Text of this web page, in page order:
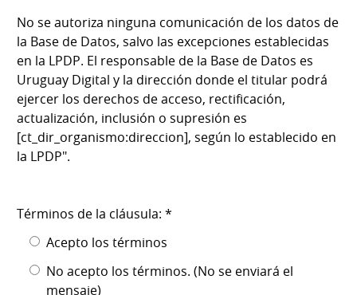
No se autoriza ninguna comunicación de los datos de
la Base de Datos, salvo las excepciones establecidas
en la LPDP. El responsable de la Base de Datos es
Uruguay Digital y la dirección donde el titular podrá
ejercer los derechos de acceso, rectificación,
actualización, inclusión o supresión es
[ct_dir_organismo:direccion], según lo establecido en
la LPDP".
Términos de la cláusula: *
Acepto los términos
No acepto los términos. (No se enviará el
mensaje)